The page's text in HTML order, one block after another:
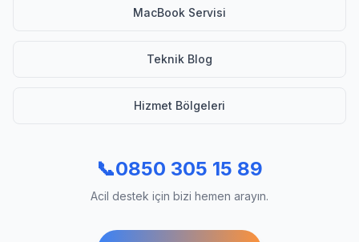
MacBook Servisi
Teknik Blog
Hizmet Bölgeleri
📞0850 305 15 89
Acil destek için bizi hemen arayın.